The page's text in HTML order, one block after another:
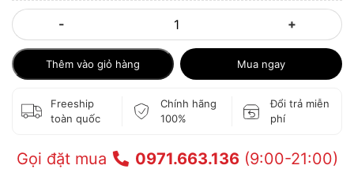
- +
Thêm vào giỏ hàng Mua ngay
Freeship
toàn quốc
Chính hãng
100%
Đổi trả miễn
phí
Gọi đặt mua 0971.663.136(9:00-21:00)